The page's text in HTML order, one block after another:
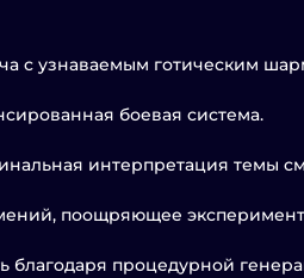
с узнаваемым готическим
боевая система.
интерпретация темы
поощряющее
благодаря процедурной